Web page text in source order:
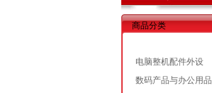
商品分类
电脑整机配件外设
数码产品与办公用品